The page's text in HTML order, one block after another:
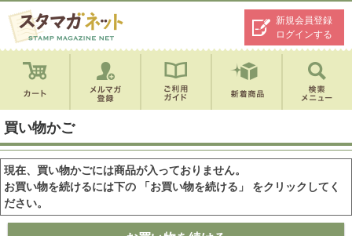
新規会員登録
ログインする
買い物かご
現在、買い物かごには商品が入っておりません。
お買い物を続けるには下の 「お買い物を続ける」 をクリックしてく
ださい。